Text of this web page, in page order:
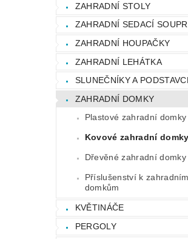
ZAHRADNÍ STOLY
ZAHRADNÍ SEDACÍ
ZAHRADNÍ HOUPAČKY
ZAHRADNÍ LEHÁTKA
SLUNEČNÍKY A
ZAHRADNÍ DOMKY
Plastové zahradní domky
Kovové zahradní domky
Dřevěné zahradní domky
Příslušenství k zahradním
domkům
KVĚTINÁČE
PERGOLY